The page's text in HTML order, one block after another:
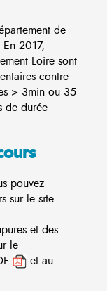
de
2017,
Loire sont
contre
> 3min ou 35
de durée
pouvez
sur le site
et des
le
et au